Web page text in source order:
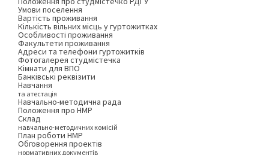
Умови поселення
Вартість проживання
Кількість вільних місць у гуртожитках
Особливості проживання
Факультети проживання
Адреси та телефони гуртожитків
Фотогалерея студмістечка
Кімнати для ВПО
Банківські реквізити
Навчання
та атестація
Навчально-методична рада
Положення про НМР
Склад
навчально-методичних комісій
План роботи НМР
Обговорення проектів
нормативних документів